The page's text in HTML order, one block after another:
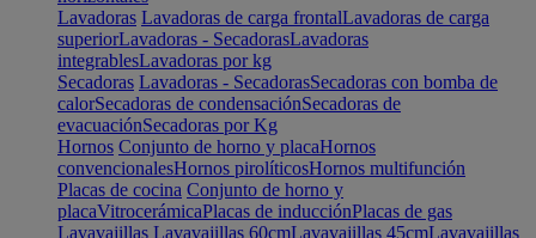
Lavadoras Lavadoras de carga frontalLavadoras de carga
superiorLavadoras - SecadorasLavadoras
integrablesLavadoras por kg
Secadoras Lavadoras - SecadorasSecadoras con bomba de
calorSecadoras de condensaciónSecadoras de
evacuaciónSecadoras por Kg
Hornos Conjunto de horno y placaHornos
convencionalesHornos pirolíticosHornos multifunción
Placas de cocina Conjunto de horno y
placaVitrocerámicaPlacas de inducciónPlacas de gas
Lavavajillas Lavavajillas 60cmLavavajillas 45cmLavavajillas